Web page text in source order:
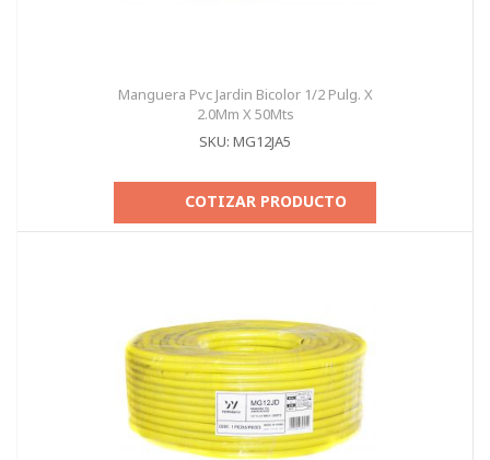
Manguera Pvc Jardin Bicolor 1/2 Pulg. X
2.0Mm X 50Mts
SKU: MG12JA5
COTIZAR PRODUCTO